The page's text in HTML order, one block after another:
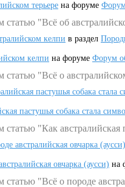
терьере на форуме
"Всё об
келпи в раздел
келпи на форуме Форум
статью "Всё о
пастушья собака
пастушья собака стала
"Как
австралийская овчарка (аусси)
овчарка (аусси) на
"Всё о породе